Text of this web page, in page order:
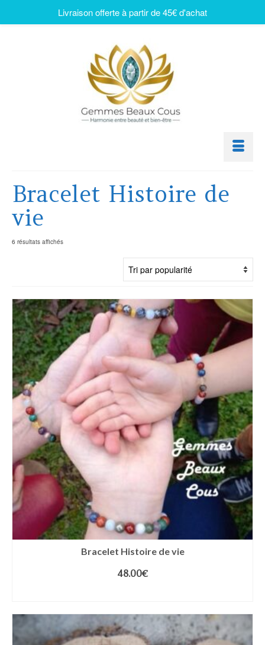
Bracelet Histoire de
vie
6 résultats affichés
Bracelet Histoire de vie
48.00€
Livraison offerte à partir de 45€ d'achat